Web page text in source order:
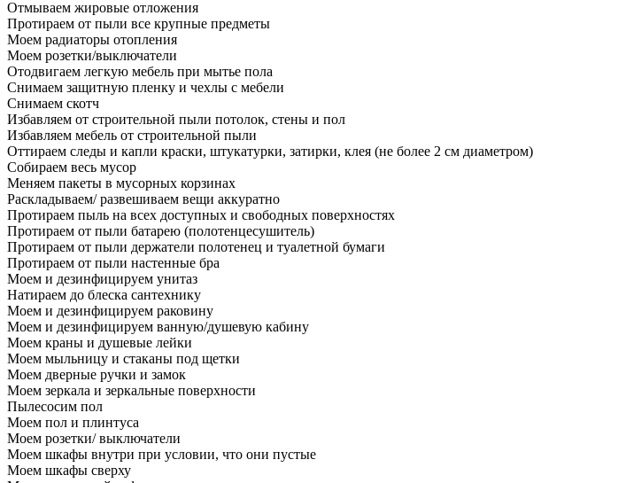
Отмываем жировые отложения
Протираем от пыли все крупные предметы
Моем радиаторы отопления
Моем розетки/выключатели
Отодвигаем легкую мебель при мытье пола
Снимаем защитную пленку и чехлы с мебели
Снимаем скотч
Избавляем от строительной пыли потолок, стены и пол
Избавляем мебель от строительной пыли
Оттираем следы и капли краски, штукатурки, затирки, клея (не более 2 см диаметром)
Собираем весь мусор
Меняем пакеты в мусорных корзинах
Раскладываем/ развешиваем вещи аккуратно
Протираем пыль на всех доступных и свободных поверхностях
Протираем от пыли батарею (полотенцесушитель)
Протираем от пыли держатели полотенец и туалетной бумаги
Протираем от пыли настенные бра
Моем и дезинфицируем унитаз
Натираем до блеска сантехнику
Моем и дезинфицируем раковину
Моем и дезинфицируем ванную/душевую кабину
Моем краны и душевые лейки
Моем мыльницу и стаканы под щетки
Моем дверные ручки и замок
Моем зеркала и зеркальные поверхности
Пылесосим пол
Моем пол и плинтуса
Моем розетки/ выключатели
Моем шкафы внутри при условии, что они пустые
Моем шкафы сверху